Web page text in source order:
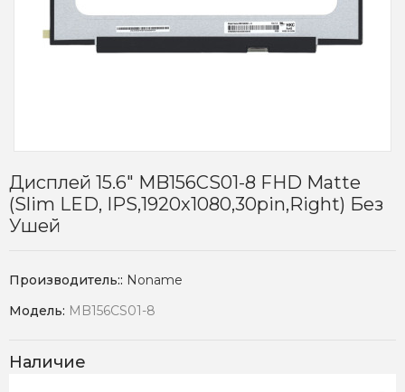
Дисплей 15.6" MB156CS01-8 FHD Matte
(Slim LED, IPS,1920x1080,30pin,Right) Без
Ушей
Производитель:: Noname
Модель: MB156CS01-8
Наличие